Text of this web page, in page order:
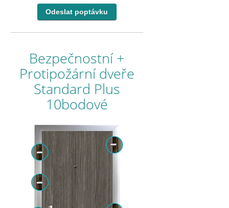
Bezpečnostní +
Protipožární dveře
Standard Plus
10bodové